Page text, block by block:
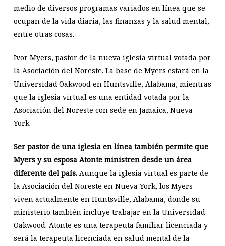
medio de diversos programas variados en línea que se
ocupan de la vida diaria, las finanzas y la salud mental,
entre otras cosas.
Ivor Myers, pastor de la nueva iglesia virtual votada por
la Asociación del Noreste. La base de Myers estará en la
Universidad Oakwood en Huntsville, Alabama, mientras
que la iglesia virtual es una entidad votada por la
Asociación del Noreste con sede en Jamaica, Nueva
York.
Ser pastor de una iglesia en línea también permite que
Myers y su esposa Atonte ministren desde un área
diferente del país.Aunque la iglesia virtual es parte de
la Asociación del Noreste en Nueva York, los Myers
viven actualmente en Huntsville, Alabama, donde su
ministerio también incluye trabajar en la Universidad
Oakwood. Atonte es una terapeuta familiar licenciada y
será la terapeuta licenciada en salud mental de la